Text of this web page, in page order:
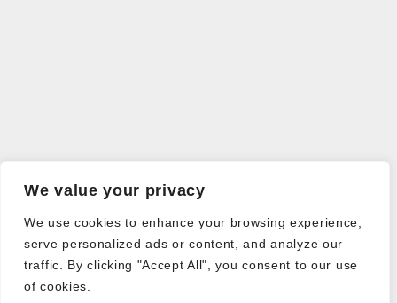
We value your privacy
We use cookies to enhance your browsing experience,
serve personalized ads or content, and analyze our
traffic. By clicking "Accept All", you consent to our use
of cookies.